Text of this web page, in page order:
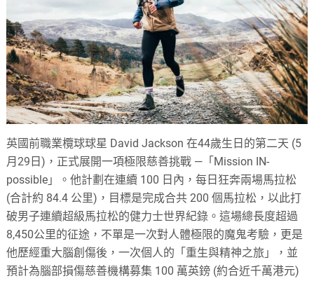
英國前職業欖球球星 David Jackson 在44歲生日的第二天 (5
月29日)，正式展開一項極限慈善挑戰 —「Mission IN-
possible」。他計劃在連續 100 日內，每日狂奔兩場馬拉松
(合計約 84.4 公里)，目標是完成合共 200 個馬拉松，以此打
破男子連續超級馬拉松的健力士世界紀錄。這場總長度超過
8,450公里的征途，不單是一次對人體極限的魔鬼考驗，更是
他歷經重大腦創傷後，一次個人的「重生與精神之旅」，並
預計為腦部損傷慈善機構募集 100 萬英鎊 (約合近千萬港元)